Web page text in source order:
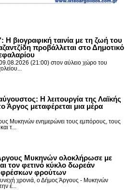
βιογραφική ταινία με τη ζωή του
προβάλλεται στο Δημοτικό
(21:00) στον αύλειο χώρο του
H λειτουργία της Λαϊκής
Άργος μεταφέρεται μια μέρα
Μυκηνών ενημερώνει τους εμπόρους, τους
τ...
Μυκηνών ολοκλήρωσε με
τον φετινό κύκλο δωρεάν
φρέσκων φρούτων
χρονιά, ο Δήμος Άργους - Μυκηνών
έ...